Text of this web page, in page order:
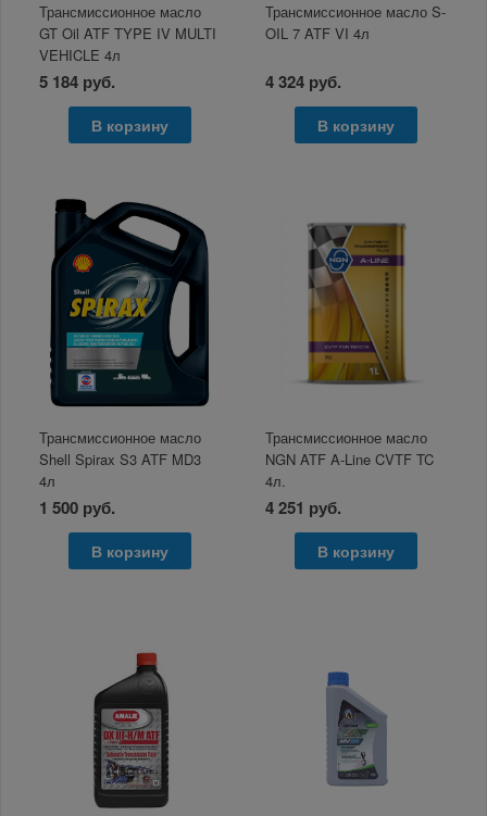
Трансмиссионное масло
GT Oil ATF TYPE IV MULTI
VEHICLE 4л
5 184 руб.
В корзину
Трансмиссионное масло S-
OIL 7 ATF VI 4л
4 324 руб.
В корзину
Трансмиссионное масло
Shell Spirax S3 ATF MD3
4л
1 500 руб.
В корзину
Трансмиссионное масло
NGN ATF A-Line CVTF TC
4л.
4 251 руб.
В корзину